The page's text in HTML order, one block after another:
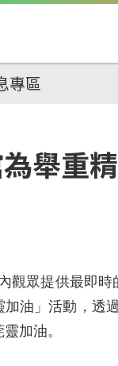
專區
舉重
觀眾提供最即
油」活動，透
加油。